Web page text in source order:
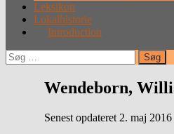
Leksikon
Lokalhistorie
Introduction
Søg
efter:
Wendeborn,
Senest opdateret 2. maj 2016